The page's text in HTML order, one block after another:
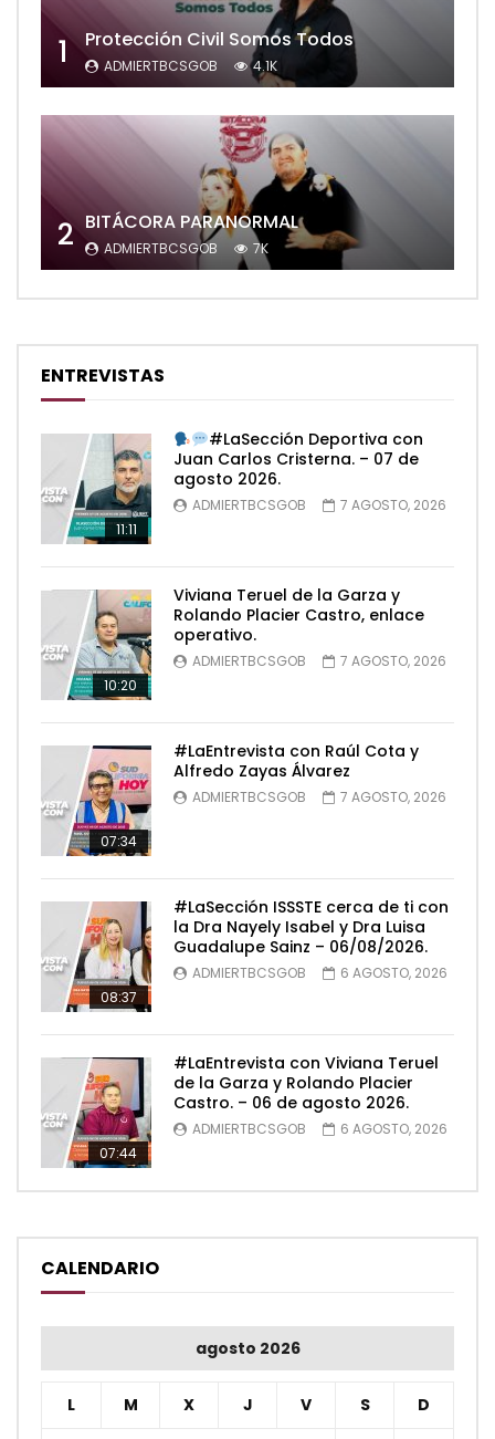
1 Protección Civil Somos Todos
ADMIERTBCSGOB 4.1K
2 BITÁCORA PARANORMAL
ADMIERTBCSGOB 7K
ENTREVISTAS
11:11
#LaSección Deportiva con
Juan Carlos Cristerna. – 07 de
agosto 2026.
ADMIERTBCSGOB 7 AGOSTO, 2026
10:20
Viviana Teruel de la Garza y
Rolando Placier Castro, enlace
operativo.
ADMIERTBCSGOB 7 AGOSTO, 2026
07:34
#LaEntrevista con Raúl Cota y
Alfredo Zayas Álvarez
ADMIERTBCSGOB 7 AGOSTO, 2026
08:37
#LaSección ISSSTE cerca de ti con
la Dra Nayely Isabel y Dra Luisa
Guadalupe Sainz – 06/08/2026.
ADMIERTBCSGOB 6 AGOSTO, 2026
07:44
#LaEntrevista con Viviana Teruel
de la Garza y Rolando Placier
Castro. – 06 de agosto 2026.
ADMIERTBCSGOB 6 AGOSTO, 2026
CALENDARIO
agosto 2026
L M X J V S D